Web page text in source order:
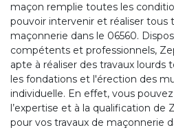
maçon remplie toutes les
pouvoir intervenir et réaliser tous
maçonnerie dans le 06560.
compétents et professionnels,
apte à réaliser des travaux lourds
les fondations et l'érection des
individuelle. En effet, vous
l’expertise et à la qualification de
pour vos travaux de maçonnerie